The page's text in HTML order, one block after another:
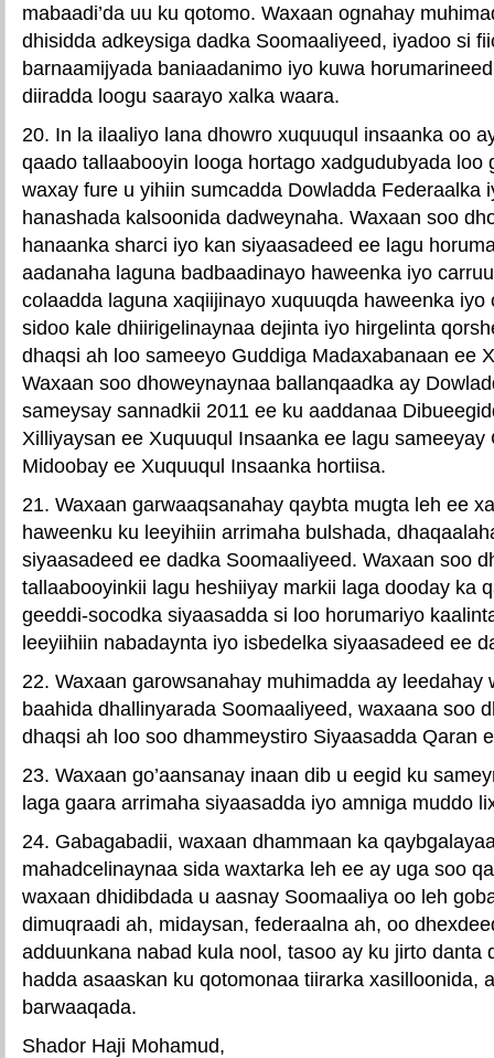
mabaadi’da uu ku qotomo. Waxaan ognahay
dhisidda adkeysiga dadka Soomaaliyeed, iyadoo si
barnaamijyada baniaadanimo iyo kuwa
diiradda loogu saarayo xalka waara.
20. In la ilaaliyo lana dhowro xuquuqul insaanka oo
qaado tallaabooyin looga hortago xadgudubyada loo
waxay fure u yihiin sumcadda Dowladda Federaalka
hanashada kalsoonida dadweynaha. Waxaan soo
hanaanka sharci iyo kan siyaasadeed ee lagu
aadanaha laguna badbaadinayo haweenka iyo
colaadda laguna xaqiijinayo xuquuqda haweenka iyo
sidoo kale dhiirigelinaynaa dejinta iyo hirgelinta
dhaqsi ah loo sameeyo Guddiga Madaxabanaan ee
Waxaan soo dhoweynaynaa ballanqaadka ay
sameysay sannadkii 2011 ee ku aaddanaa
Xilliyaysan ee Xuquuqul Insaanka ee lagu sameeyay
Midoobay ee Xuquuqul Insaanka hortiisa.
21. Waxaan garwaaqsanahay qaybta mugta leh ee
haweenku ku leeyihiin arrimaha bulshada,
siyaasadeed ee dadka Soomaaliyeed. Waxaan soo
tallaabooyinkii lagu heshiiyay markii laga dooday ka
geeddi-socodka siyaasadda si loo horumariyo
leeyiihiin nabadaynta iyo isbedelka siyaasadeed ee
22. Waxaan garowsanahay muhimadda ay leedahay
baahida dhallinyarada Soomaaliyeed, waxaana soo
dhaqsi ah loo soo dhammeystiro Siyaasadda Qaran
23. Waxaan go’aansanay inaan dib u eegid ku
laga gaara arrimaha siyaasadda iyo amniga muddo
24. Gabagabadii, waxaan dhammaan ka
mahadcelinaynaa sida waxtarka leh ee ay uga soo
waxaan dhidibdada u aasnay Soomaaliya oo leh
dimuqraadi ah, midaysan, federaalna ah, oo
adduunkana nabad kula nool, tasoo ay ku jirto danta
hadda asaaskan ku qotomonaa tiirarka xasilloonida,
barwaaqada.
Shador Haji Mohamud,